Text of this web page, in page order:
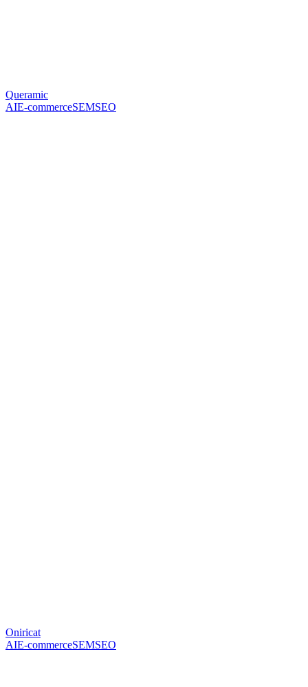
Queramic
AIE-commerceSEMSEO
Oniricat
AIE-commerceSEMSEO